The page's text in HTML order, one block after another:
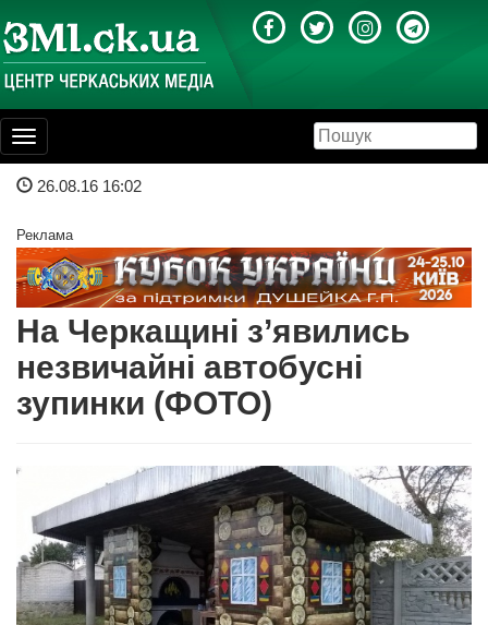
Toggle
navigation
26.08.16 16:02
Реклама
На Черкащині з’явились
незвичайні автобусні
зупинки (ФОТО)